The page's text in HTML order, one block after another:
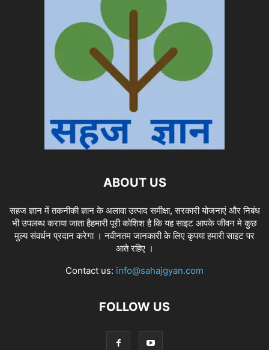
ABOUT US
सहज ज्ञान में तकनीकी ज्ञान के अलावा उत्पाद समीक्षा, सरकारी योजनाएं और निबंध
भी उपलब्ध कराया जाता हैहमारी पूरी कोशिश है कि यह साइट आपके जीवन मे कुछ
मुल्य संवर्धन प्रदान करेगा । नवीनतम जानकारी के लिए कृपया हमारी साइट पर
आते रहिए ।
Contact us: info@sahajgyan.com
FOLLOW US